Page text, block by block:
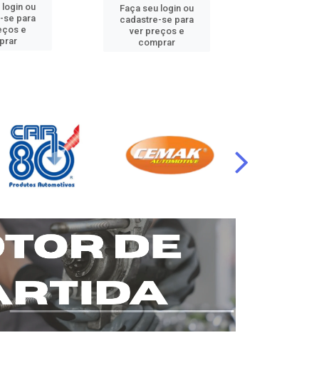
login ou
se para
e
Faça seu login ou
cadastre-se para
ver preços e
comprar